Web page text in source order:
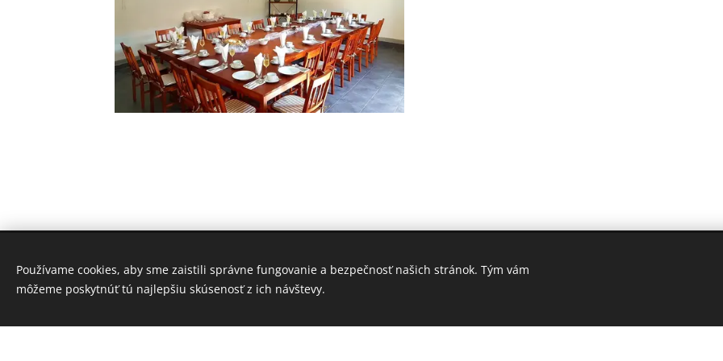
Čerín 31, 974 01 Čerín (okr. Banská Bystrica)
Používame cookies, aby sme zaistili správne fungovanie a bezpečnosť našich stránok. Tým vám
môžeme poskytnúť tú najlepšiu skúsenosť z ich návštevy.